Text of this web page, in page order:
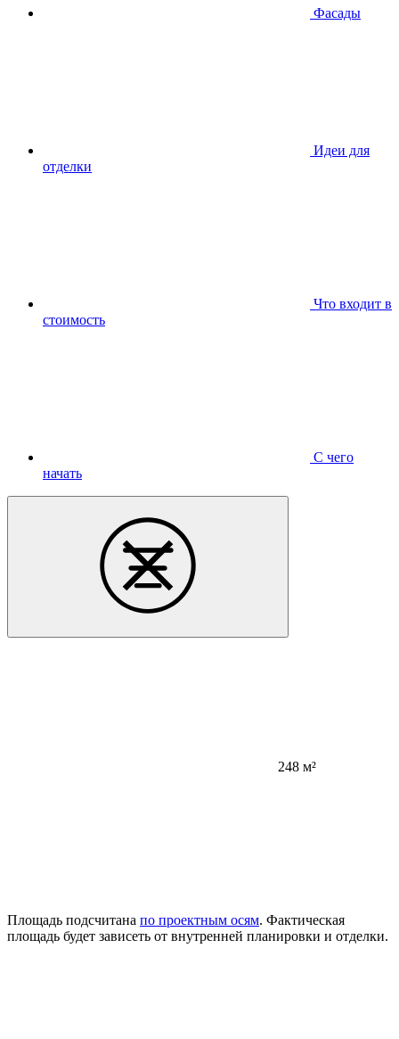
Фасады
Идеи для
отделки
Что входит в
стоимость
С чего
начать
248 м²
Площадь подсчитана по проектным осям. Фактическая
площадь будет зависеть от внутренней планировки и отделки.